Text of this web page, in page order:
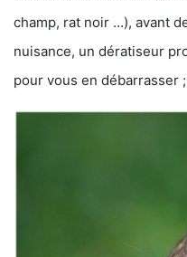
champ, rat noir …), avant
nuisance, un dératiseur
pour vous en débarrasser ;